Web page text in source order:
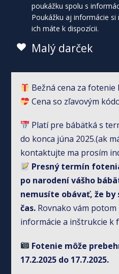
poukážku spolu s
Poukážku aj informácie
ich máte k dispozícii.
Malý darček
Bežná cena za
Cena so zľavovým
Platí pre bábätká s
do konca júna 2025.(ak
kontaktujte ma prosím
Presný termín
po narodení vášho
nemusíte obávať, že
čas. Rovnako vám
informácie a inštrukcie k
Fotenie môže
17.2.2025 do 17.7.2025.